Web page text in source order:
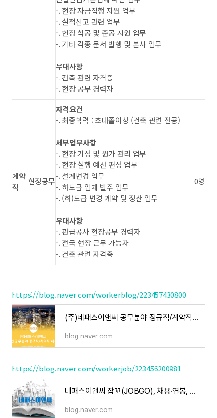
-. 현장 자금집행 지원 업무
-. 실적신고 관련 업무
-. 현장 착공 및 준공 지원 업무
-. 기타 각종 문서 발행 및 본사 업무
우대사항
-. 건축 관련 자격증
-. 현장 공무 경력자
계약
직
현장공무
자격요건
-. 최종학력 : 초대졸이상 (건축 관련 전공)
세부업무사항
-. 현장 기성 및 원가 관리 업무
-. 현장 실행 예산 편성 업무
-. 설계변경 업무
-. 하도급 업체 발주 업무
-. (하)도급 변경 계약 및 정산 업무
우대사항
-. 관급공사 현장공무 경력자
-. 전국 현장 근무 가능자
-. 건축 관련 자격증
0명
https://blog.naver.com/workerblog/223457430800
(주)네패스이앤씨 공무분야 정규직/계약직 채용공고 (취업족보 재중)
blog.naver.com
https://blog.naver.com/workerjob/223456200981
네패스이앤씨 잡꼬(JOBGO), 채용·연봉, 클린룸·첨단공장·산업용건축
blog.naver.com